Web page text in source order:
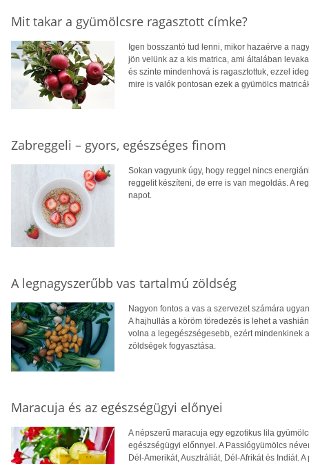
Mit takar a gyümölcsre ragasztott címke?
Igen bosszantó tud lenni, mikor hazaérve a
jön velünk az a kis matrica, ami általában
és szinte mindenhová is ragasztottuk, ezzel
mire is valók pontosan ezek a gyümölcs
Zabreggeli – gyors, egészséges finom
Sokan vagyunk úgy, hogy reggel nincs
reggelit készíteni, de erre is van megoldás. A
napot.
A legnagyszerűbb vas tartalmú zöldség
Nagyon fontos a vas a szervezet számára
A hajhullás a köröm töredezés is lehet a
volna a legegészségesebb, ezért mindenkinek
zöldségek fogyasztása.
Maracuja és az egészségügyi előnyei
A népszerű maracuja egy egzotikus lila
egészségügyi előnnyel. A Passiógyümölcs
Dél-Amerikát, Ausztráliát, Dél-Afrikát és Indiát.